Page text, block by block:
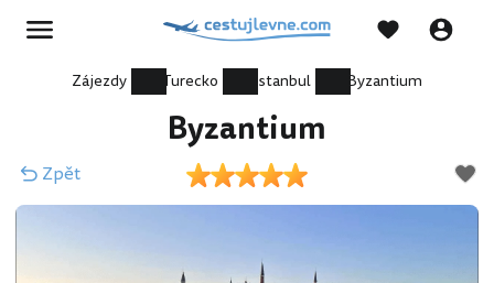
Zájezdy Turecko Istanbul Byzantium
Byzantium
Zpět